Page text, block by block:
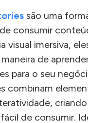
são uma
consumir
visual imersiva,
de
para o seu
combinam
de consumir.